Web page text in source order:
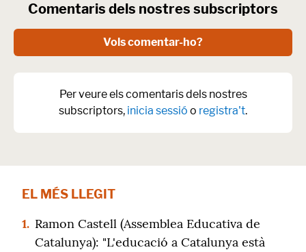
Comentaris dels nostres subscriptors
Vols comentar-ho?
Per veure els comentaris dels nostres
subscriptors, inicia sessió o registra't.
EL MÉS LLEGIT
1. Ramon Castell (Assemblea Educativa de
Catalunya): "L'educació a Catalunya està